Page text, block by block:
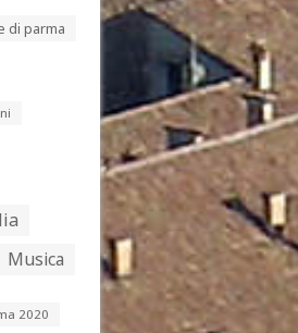
di parma
Musica
2020